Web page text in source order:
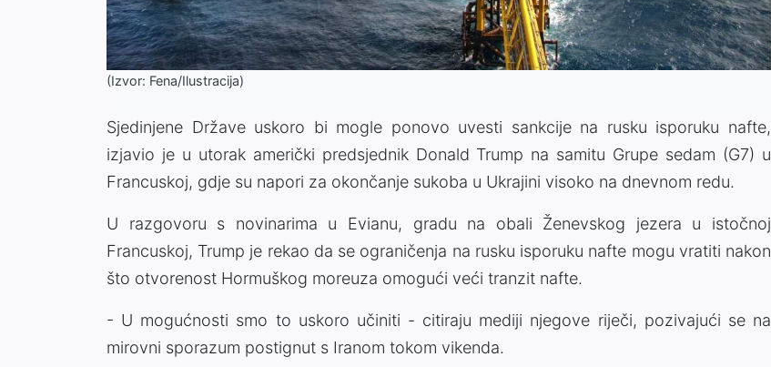
(Izvor: Fena/Ilustracija)
Sjedinjene Države uskoro bi mogle ponovo uvesti sankcije na rusku isporuku nafte,
izjavio je u utorak američki predsjednik Donald Trump na samitu Grupe sedam (G7) u
Francuskoj, gdje su napori za okončanje sukoba u Ukrajini visoko na dnevnom redu.
U razgovoru s novinarima u Evianu, gradu na obali Ženevskog jezera u istočnoj
Francuskoj, Trump je rekao da se ograničenja na rusku isporuku nafte mogu vratiti nakon
što otvorenost Hormuškog moreuza omogući veći tranzit nafte.
- U mogućnosti smo to uskoro učiniti - citiraju mediji njegove riječi, pozivajući se na
mirovni sporazum postignut s Iranom tokom vikenda.